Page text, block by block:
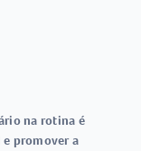
na rotina é
promover a